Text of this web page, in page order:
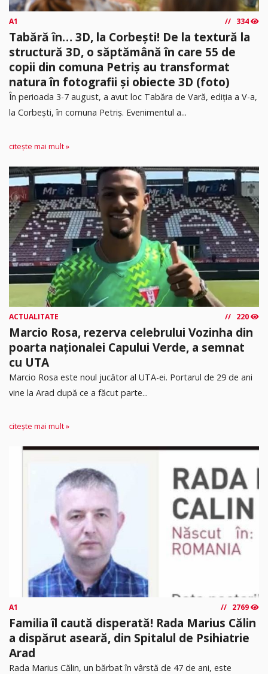
A1 334
Tabără în… 3D, la Corbești! De la textură la
structură 3D, o săptămână în care 55 de
copii din comuna Petriș au transformat
natura în fotografii și obiecte 3D (foto)
În perioada 3-7 august, a avut loc Tabăra de Vară, ediția a V-a,
la Corbești, în comuna Petriș. Evenimentul a...
citește mai mult »
ACTUALITATE 220
Marcio Rosa, rezerva celebrului Vozinha din
poarta naționalei Capului Verde, a semnat
cu UTA
Marcio Rosa este noul jucător al UTA-ei. Portarul de 29 de ani
vine la Arad după ce a făcut parte...
citește mai mult »
A1 2769
Familia îl caută disperată! Rada Marius Călin
a dispărut aseară, din Spitalul de Psihiatrie
Arad
Rada Marius Călin, un bărbat în vârstă de 47 de ani, este